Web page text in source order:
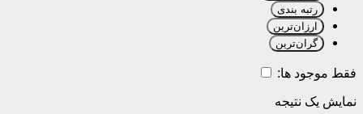
رتبه بندی
ارزان‌ترین
گران‌ترین
فقط موجود ها:
نمایش یک نتیجه